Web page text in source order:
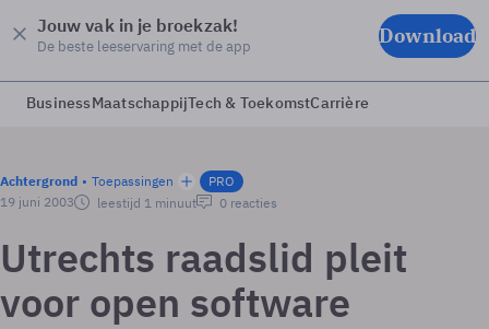
Jouw vak in je broekzak!
De beste leeservaring met de app Download
BusinessMaatschappijTech & ToekomstCarrière
Achtergrond Toepassingen
PRO
19 juni 2003
leestijd 1 minuut 0 reacties
Utrechts raadslid pleit
voor open software